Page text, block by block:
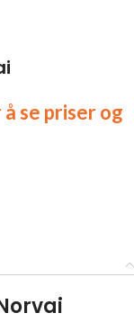
se priser og